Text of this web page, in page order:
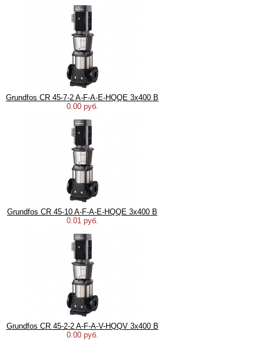
Grundfos CR 45-7-2 A-F-A-E-HQQE 3х400 В
0.00 руб.
Grundfos CR 45-10 A-F-A-E-HQQE 3х400 В
0.01 руб.
Grundfos CR 45-2-2 A-F-A-V-HQQV 3х400 В
0.00 руб.